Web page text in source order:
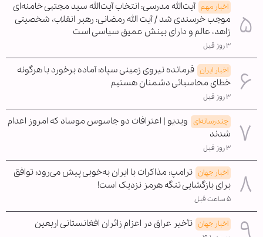
اخبار مهم آیت‌الله مدرسی: انتخاب آیت‌الله سید مجتبی خامنه‌ای
موجب خرسندی شد / آیت الله رمضانی: رهبر انقلاب، شخصیتی
زاهد، عالم و دارای بینش عمیق سیاسی است
۳ روز قبل
اخبار ایران فرمانده نیروی زمینی سپاه: آماده برخورد با هرگونه
خطای محاسباتی دشمنان هستیم
۳ روز قبل
چندرسانه‌ای ویدیو | اعترافات دو جاسوس موساد که امروز اعدام
شدند
۳ روز قبل
اخبار جهان ترامپ: مذاکرات با ایران به‌خوبی پیش می‌رود؛ توافق
برای بازگشایی تنگه هرمز نزدیک است!
۵ ساعت قبل
اخبار جهان تأخیر عراق در اعزام زائران افغانستانی اربعین